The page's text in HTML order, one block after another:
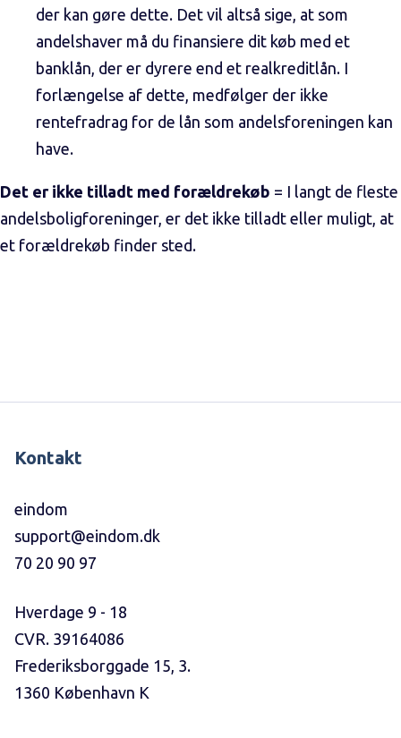
der kan gøre dette. Det vil altså sige, at som
andelshaver må du finansiere dit køb med et
banklån, der er dyrere end et realkreditlån. I
forlængelse af dette, medfølger der ikke
rentefradrag for de lån som andelsforeningen kan
have.
Det er ikke tilladt med forældrekøb = I langt de fleste
andelsboligforeninger, er det ikke tilladt eller muligt, at
et forældrekøb finder sted.
Kontakt
eindom
support@eindom.dk
70 20 90 97
Hverdage 9 - 18
CVR. 39164086
Frederiksborggade 15, 3.
1360 København K